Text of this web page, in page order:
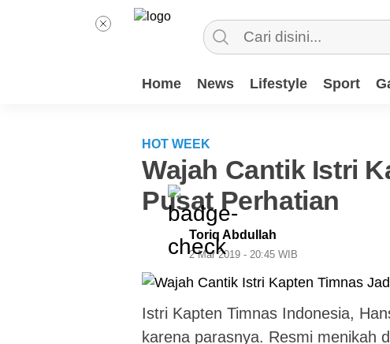
Home News Lifestyle Sport
HOT WEEK
Wajah Cantik Istri
Pusat Perhatian
Toriq Abdullah
2 Mar 2019 - 20:45 WIB
Istri Kapten Timnas Indonesia,
karena parasnya. Resmi menikah